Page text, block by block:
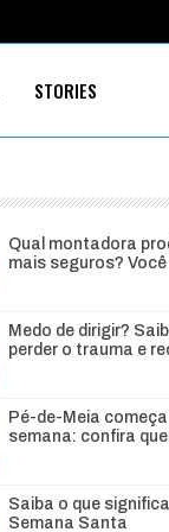
STORIES
Qual montadora
mais seguros?
Medo de dirigir?
perder o trauma e
Pé-de-Meia
semana: confira
Saiba o que
Semana Santa